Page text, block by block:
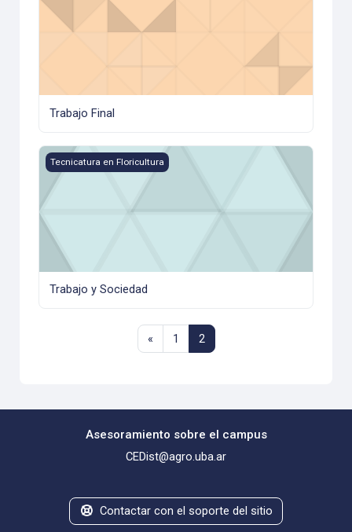
Trabajo Final
Trabajo y Sociedad
Tecnicatura en Floricultura
Trabajo y Sociedad
«Página anterior
1 Página 1
2Página 2
Asesoramiento sobre el campus
CEDist@agro.uba.ar
Contactar con el soporte del sitio